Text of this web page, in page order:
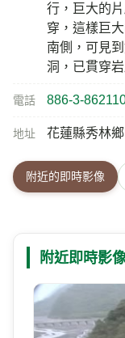
行，巨大的
穿，這樣巨
南側，可見
洞，已貫穿岩
電話 886-3-
地址 花蓮縣秀林
附近的即時影像
附近即時影